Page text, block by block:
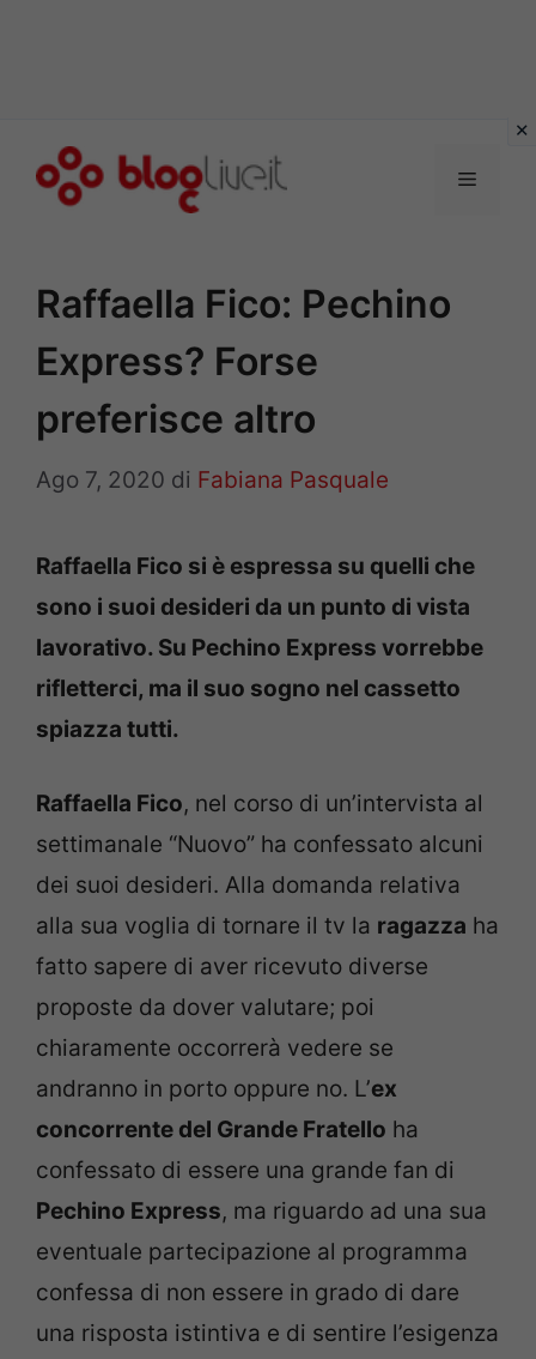
Menu
Raffaella Fico: Pechino
Express? Forse
preferisce altro
Ago 7, 2020 di Fabiana Pasquale
Raffaella Fico si è espressa su quelli che
sono i suoi desideri da un punto di vista
lavorativo. Su Pechino Express vorrebbe
rifletterci, ma il suo sogno nel cassetto
spiazza tutti.
Raffaella Fico, nel corso di un’intervista al
settimanale “Nuovo” ha confessato alcuni
dei suoi desideri. Alla domanda relativa
alla sua voglia di tornare il tv la ragazza ha
fatto sapere di aver ricevuto diverse
proposte da dover valutare; poi
chiaramente occorrerà vedere se
andranno in porto oppure no. L’ex
concorrente del Grande Fratello ha
confessato di essere una grande fan di
Pechino Express, ma riguardo ad una sua
eventuale partecipazione al programma
confessa di non essere in grado di dare
una risposta istintiva e di sentire l’esigenza